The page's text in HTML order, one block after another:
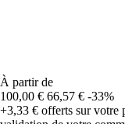
À partir de
100,00 € 66,57 € -33%
+3,33 € offerts sur votre